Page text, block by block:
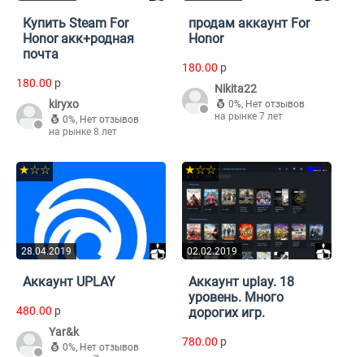
Купить Steam For
Honor акк+родная
почта
180.00 p
kiryxo
0%, Нет отзывов
на рынке 8 лет
продам аккаунт For
Honor
180.00 p
Nikita22
0%, Нет отзывов
на рынке 7 лет
28.04.2019
★☆☆
Аккаунт UPLAY
480.00 p
Yar&k
0%, Нет отзывов
02.02.2019
★☆☆
Аккаунт uplay. 18
уровень. Много
дорогих игр.
780.00 p